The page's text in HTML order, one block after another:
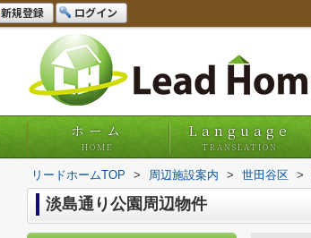
新規登録 ログイン
ホーム
HOME
Language
TRANSLATION
リードホームTOP > 周辺施設案内 > 世田谷区 >
淡島通り公園周辺物件